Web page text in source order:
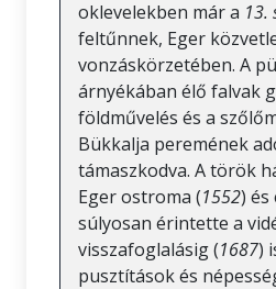
oklevelekben már a 13.
feltűnnek, Eger
vonzáskörzetében. A
árnyékában élő falvak
földművelés és a
Bükkalja peremének
támaszkodva. A török
Eger ostroma (1552) és
súlyosan érintette a
visszafoglalásig (1687)
pusztítások és